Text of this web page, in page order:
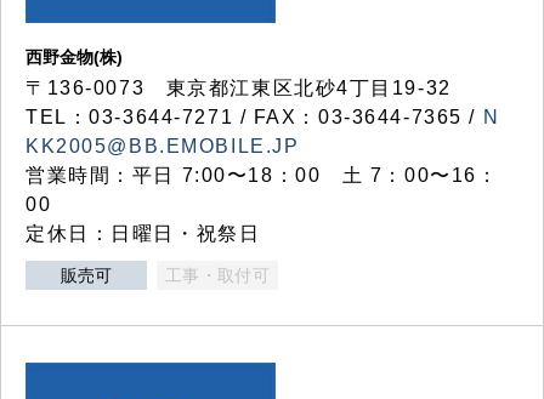
西野金物(株)
〒136-0073 東京都江東区北砂4丁目19-32
TEL：03‐3644‐7271 / FAX：03-3644-7365 / N
KK2005@BB.EMOBILE.JP
営業時間：平日 7:00〜18：00 土 7：00〜16：
00
定休日：日曜日・祝祭日
販売可 工事・取付可